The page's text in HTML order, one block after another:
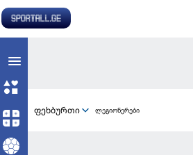
ფეხბურთი ლეგიონერები